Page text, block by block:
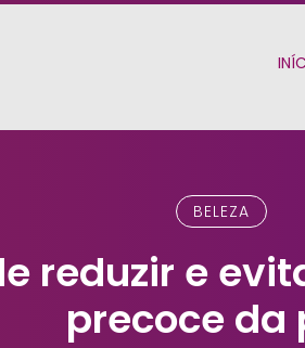
BELEZA
reduzir e
precoce da